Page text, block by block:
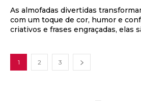
As almofadas divertidas
com um toque de cor, humor e
criativos e frases engraçadas, elas
1 2 3